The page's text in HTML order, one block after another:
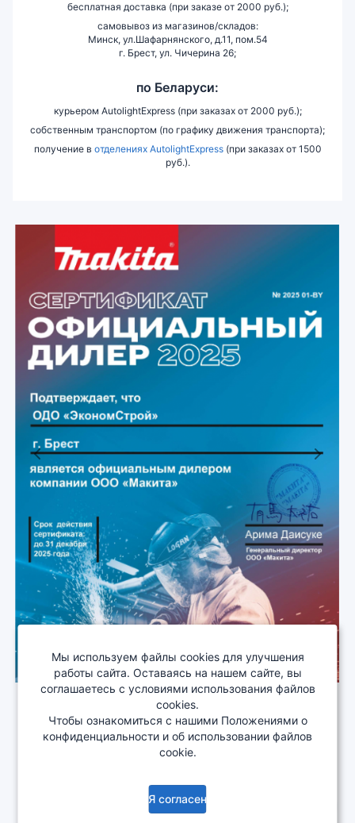
бесплатная доставка (при заказе от 2000 руб.);
самовывоз из магазинов/складов:
Минск, ул.Шафарнянского, д.11, пом.54
г. Брест, ул. Чичерина 26;
по Беларуси:
курьером AutolightExpress (при заказах от 2000 руб.);
собственным транспортом (по графику движения транспорта);
получение в отделениях AutolightExpress(при заказах от 1500
руб.).
Previous Next
О компании Сотрудничество
Деталировка
Документация
Изменения
reserved.
ver. 3.2.0Нужна помощь?
Мы используем файлы cookies для улучшения
работы сайта. Оставаясь на нашем сайте, вы
соглашаетесь с условиями использования файлов
cookies.
Чтобы ознакомиться с нашими Положениями о
конфиденциальности и об использовании файлов
cookie.
Я согласен